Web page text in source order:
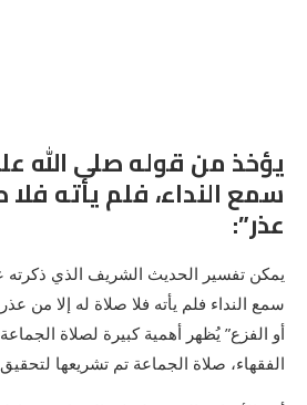
يؤخذ من قوله صلى الله
سمع النداء، فلم يأته فلا
عذر”:
يمكن تفسير الحديث الشريف الذي ذكرته
سمع النداء فلم يأته فلا صلاة له إلا من
أو الفزع” يُظهر أهمية كبيرة لصلاة
الفقهاء، صلاة الجماعة تم تشريعها